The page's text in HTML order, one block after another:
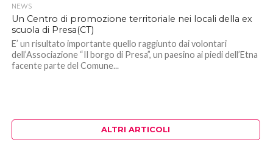
NEWS
Un Centro di promozione territoriale nei locali della ex
scuola di Presa(CT)
E’ un risultato importante quello raggiunto dai volontari
dell’Associazione “Il borgo di Presa”, un paesino ai piedi dell’Etna
facente parte del Comune...
ALTRI ARTICOLI